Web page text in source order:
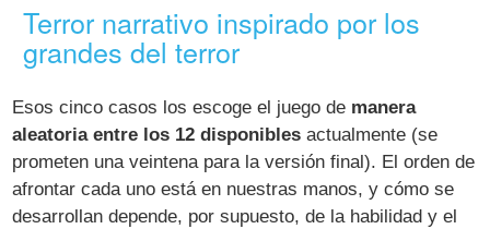
Terror narrativo inspirado por los
grandes del terror
Esos cinco casos los escoge el juego de manera
aleatoria entre los 12 disponibles actualmente (se
prometen una veintena para la versión final). El orden de
afrontar cada uno está en nuestras manos, y cómo se
desarrollan depende, por supuesto, de la habilidad y el